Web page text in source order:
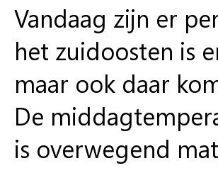
Vandaag zijn er
het zuidoosten is
maar ook daar
De
is overwegend